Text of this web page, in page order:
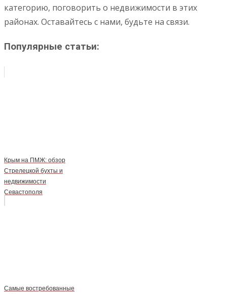
категорию, поговорить о недвижимости в этих
районах. Оставайтесь с нами, будьте на связи.
Популярные статьи:
Крым на ПМЖ: обзор
Стрелецкой бухты и
недвижимости
Севастополя
Самые востребованные